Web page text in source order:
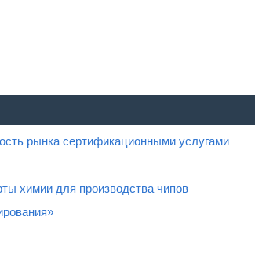
рынка сертификационными услугами
химии для производства чипов